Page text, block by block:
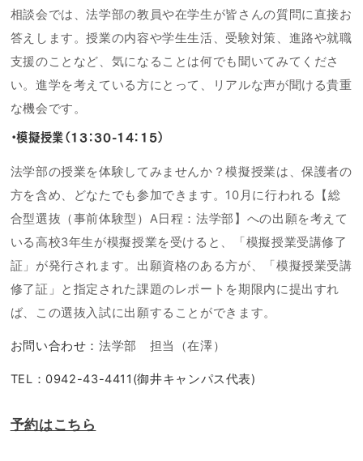
相談会では、法学部の教員や在学生が皆さんの質問に直接お
答えします。授業の内容や学生生活、受験対策、進路や就職
支援のことなど、気になることは何でも聞いてみてくださ
い。進学を考えている方にとって、リアルな声が聞ける貴重
な機会です。
・模擬授業（13：30-14：15）
法学部の授業を体験してみませんか？模擬授業は、保護者の
方を含め、どなたでも参加できます。10月に行われる【総
合型選抜（事前体験型）A日程：法学部】への出願を考えて
いる高校3年生が模擬授業を受けると、「模擬授業受講修了
証」が発行されます。出願資格のある方が、「模擬授業受講
修了証」と指定された課題のレポートを期限内に提出すれ
ば、この選抜入試に出願することができます。
お問い合わせ：法学部 担当（在澤）
TEL：0942-43-4411(御井キャンパス代表)
予約はこちら